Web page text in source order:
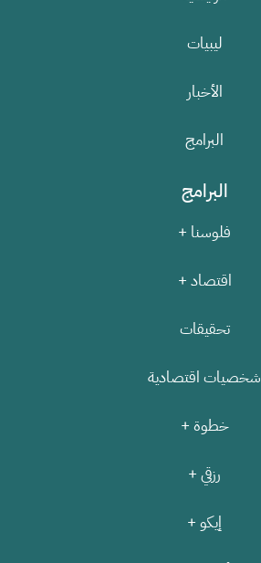
ليبيات
الأخبار
البرامج
البرامج
فلوسنا +
اقتصاد +
تحقيقات
شخصيات اقتصادية
خطوة +
رزقي +
إيكو +